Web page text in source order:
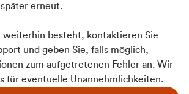
erneut.
weiterhin besteht, kontaktieren Sie
und geben Sie, falls möglich,
zum aufgetretenen Fehler an. Wir
für eventuelle Unannehmlichkeiten.